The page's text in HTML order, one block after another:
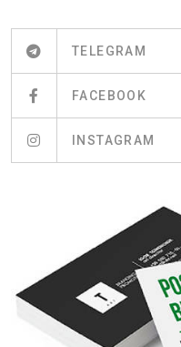
TELEGRAM
FACEBOOK
INSTAGRAM